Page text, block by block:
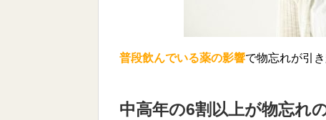
普段飲んでいる薬の影響で物忘れが引
中高年の6割以上が物忘れ